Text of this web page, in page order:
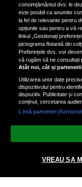
© 2026
consimțământul dvs. le
este posibil ca anumite
la fel de relevante pentru
opțiunile sau pentru a vă
linkul „Gestionați
pictograma flotantă din
Preferințele dvs. vor
vă rugăm să ne consultați
Atât noi, cât și
Utilizarea unor date
dispozitivului pentru
dispozitiv. Publicitate și
conținut, cercetarea
Listă parteneri
VREAU SA